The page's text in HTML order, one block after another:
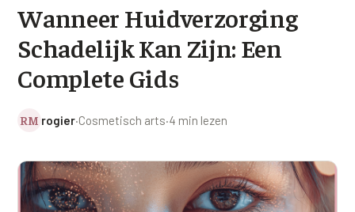
Fronsrimpel
Wenkbrauwen
Kraaienpootjes
Hangende oogleden
Traangoot en wallen
Botox / anti-rimpel
Belotero
Ellansé
Juvéderm Voluma
Profielen
VEROUDERING
Hangende Huid Profiel
Erfelijke Jowl Profiel
HORMONAAL / METABOOL
Prijzen
Online boeken
◍ Nijmegen◍Sittard◍ Enschede
Wanneer Huidverzorging
Schadelijk Kan Zijn: Een
Complete Gids
RM rogier·Cosmetisch arts·4 min lezen